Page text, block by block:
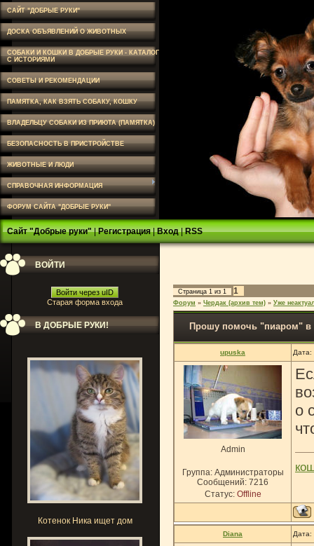
САЙТ "ДОБРЫЕ РУКИ"
ДОСКА ОБЪЯВЛЕНИЙ О ЖИВОТНЫХ
СОБАКИ И КОШКИ В ДОБРЫЕ РУКИ - КАТАЛОГ
С ИСТОРИЯМИ
СОВЕТЫ И РЕКОМЕНДАЦИИ
ПАМЯТКА, КАК ВЗЯТЬ СОБАКУ, КОШКУ
ВЛАДЕЛЬЦУ СОБАКИ ИЗ ПРИЮТА (ПАМЯТКА)
БЕЗОПАСНОСТЬ В ПРИСТРОЙСТВЕ
ЖИВОТНЫЕ И ЛЮДИ
СПРАВОЧНАЯ ИНФОРМАЦИЯ
ФОРУМ САЙТА "ДОБРЫЕ РУКИ"
Сайт "Добрые руки"|Регистрация|Вход|RSS
ВОЙТИ
Войти через uID
Старая форма входа
В ДОБРЫЕ РУКИ!
Котенок Ника ищет дом
Страница 1 из 1 1
Форум » Чердак (архив тем) » Уже
Прошу помочь "пиаром" в
upuska
Admin
Группа: Администраторы
Сообщений: 7216
Статус: Offline
о
Diana